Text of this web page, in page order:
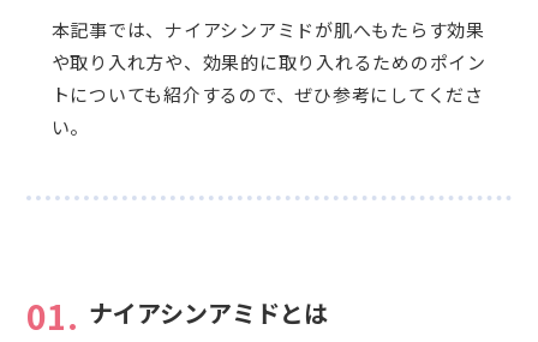
本記事では、ナイアシンアミドが肌へもたらす効果
や取り入れ方や、効果的に取り入れるためのポイン
トについても紹介するので、ぜひ参考にしてくださ
い。
01. ナイアシンアミドとは